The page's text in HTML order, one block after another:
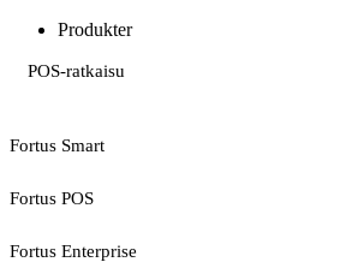
Produkter
POS-ratkaisu
Fortus Smart
Fortus POS
Fortus Enterprise